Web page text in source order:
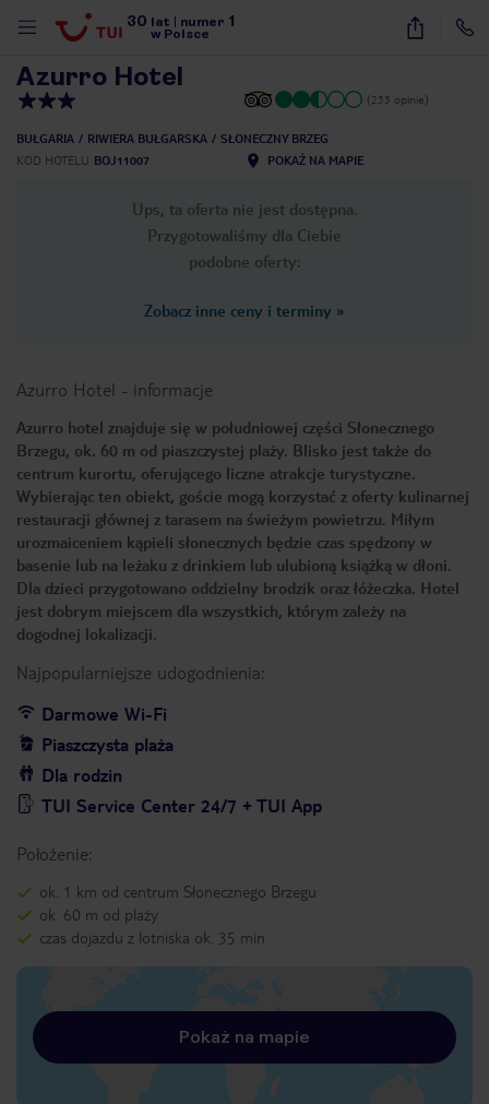
30 lat numer 1
w Polsce
16
Azurro Hotel
(233 opinie)
BUŁGARIA RIWIERA BUŁGARSKA
SŁONECZNY BRZEG
KOD HOTELU BOJ11007 POKAŻ NA MAPIE
Ups, ta oferta nie jest dostępna.
Przygotowaliśmy dla Ciebie
podobne oferty:
Zobacz inne ceny i terminy »
Azurro Hotel - informacje
Azurro hotel znajduje się w południowej części Słonecznego
Brzegu, ok. 60 m od piaszczystej plaży. Blisko jest także do
centrum kurortu, oferującego liczne atrakcje turystyczne.
Wybierając ten obiekt, goście mogą korzystać z oferty kulinarnej
restauracji głównej z tarasem na świeżym powietrzu. Miłym
urozmaiceniem kąpieli słonecznych będzie czas spędzony w
basenie lub na leżaku z drinkiem lub ulubioną książką w dłoni.
Dla dzieci przygotowano oddzielny brodzik oraz łóżeczka. Hotel
jest dobrym miejscem dla wszystkich, którym zależy na
dogodnej lokalizacji.
Najpopularniejsze udogodnienia:
Darmowe Wi-Fi
Piaszczysta plaża
Dla rodzin
TUI Service Center 24/7 + TUI App
Położenie:
ok. 1 km od centrum Słonecznego Brzegu
ok. 60 m od plaży
czas dojazdu z lotniska ok. 35 min
Pokaż na mapie